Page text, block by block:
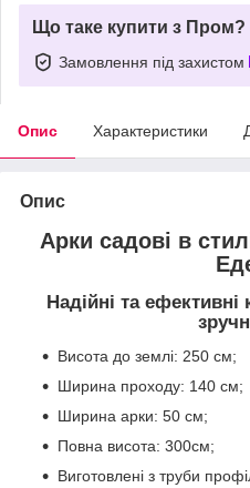
Що таке купити з Пром?
Замовлення під захистом
Опис Характеристики
Опис
Арки садові в
Надійні та
Висота до землі: 250 см;
Ширина проходу: 140 см;
Ширина арки: 50 см;
Повна висота: 300см;
Виготовлені з труби